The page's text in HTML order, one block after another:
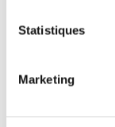
Statistiques
Marketing